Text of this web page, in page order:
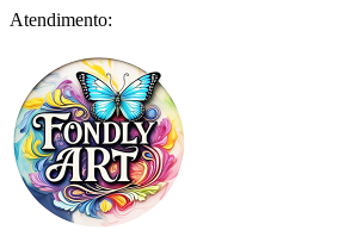
Atendimento: